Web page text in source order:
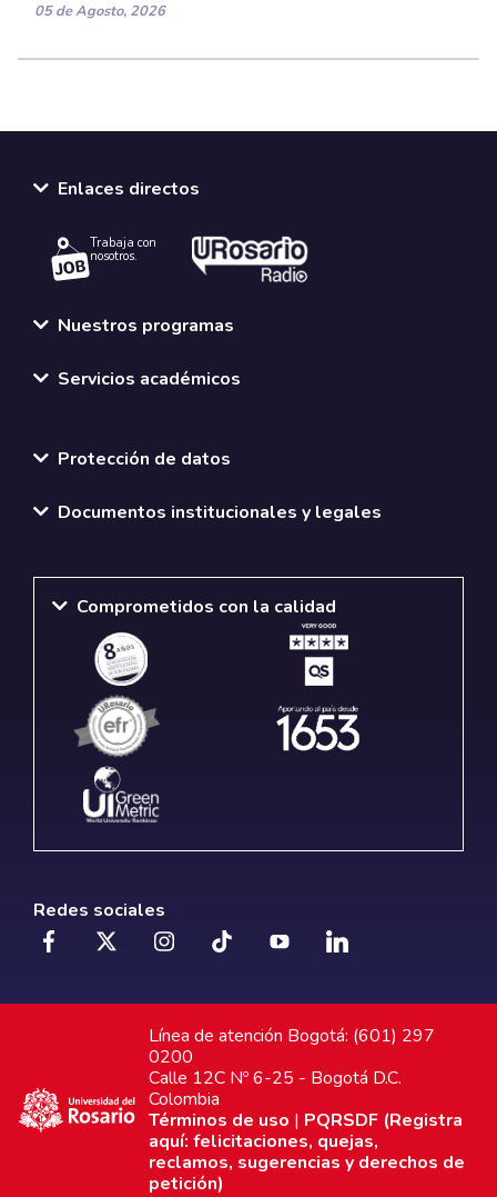
05 de Agosto, 2026
Enlaces directos
Trabaja con
nosotros.
Nuestros programas
Servicios académicos
Protección de datos
Documentos institucionales y legales
Comprometidos con la calidad
Redes sociales
Línea de atención Bogotá: (601) 297
0200
Calle 12C Nº 6-25 - Bogotá D.C.
Colombia
Términos de uso | PQRSDF (Registra
aquí: felicitaciones, quejas,
reclamos, sugerencias y derechos de
petición)